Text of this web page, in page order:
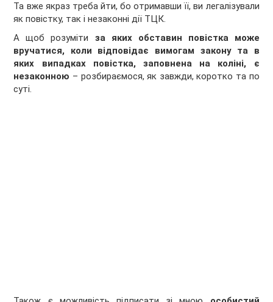
Та вже якраз треба йти, бо отримавши її, ви легалізували
як повістку, так і незаконні дії ТЦК.
А щоб розуміти за яких обставин повістка може
вручатися, коли відповідає вимогам закону та в
яких випадках повістка, заповнена на коліні, є
незаконною – розбираємося, як завжди, коротко та по
суті.